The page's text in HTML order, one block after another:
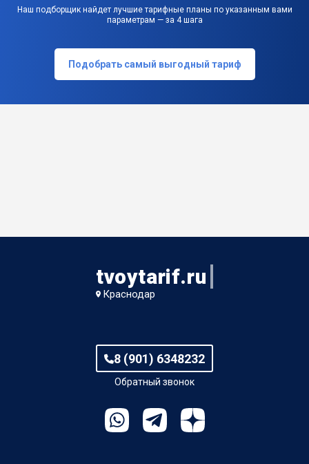
Наш подборщик найдет лучшие тарифные планы по указанным вами
параметрам — за 4 шага
Подобрать самый выгодный тариф
tvoytarif.ru
Краснодар
8 (901) 6348232
Обратный звонок